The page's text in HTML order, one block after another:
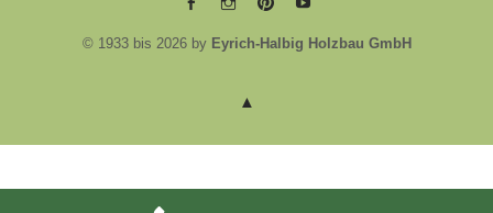
EYRICH-EYRICH-EYRICH-EYRICH-
© 1933 bis 2026 by Eyrich-Halbig Holzbau GmbH